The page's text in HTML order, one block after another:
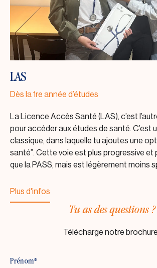
LAS
Dès la 1re année d’études
La Licence Accès Santé (LAS), c’est
pour accéder aux études de santé. C’est
classique, dans laquelle tu ajoutes une
santé”. Cette voie est plus progressive et
que la PASS, mais est légèrement moins
Plus d'infos
Plus d'infos
Tu as des questions ?
Télécharge notre
Prénom*